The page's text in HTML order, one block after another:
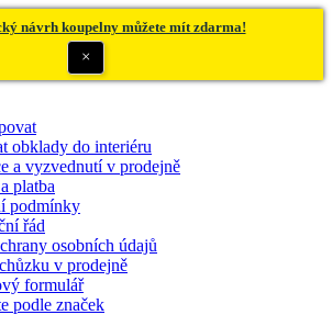
návrh koupelny můžete mít zdarma!
×
obklady do interiéru
a vyzvednutí v prodejně
platba
podmínky
řád
osobních údajů
v prodejně
formulář
podle značek